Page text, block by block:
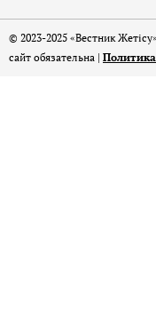
© 2023-2025 «Вестник
сайт обязательна |